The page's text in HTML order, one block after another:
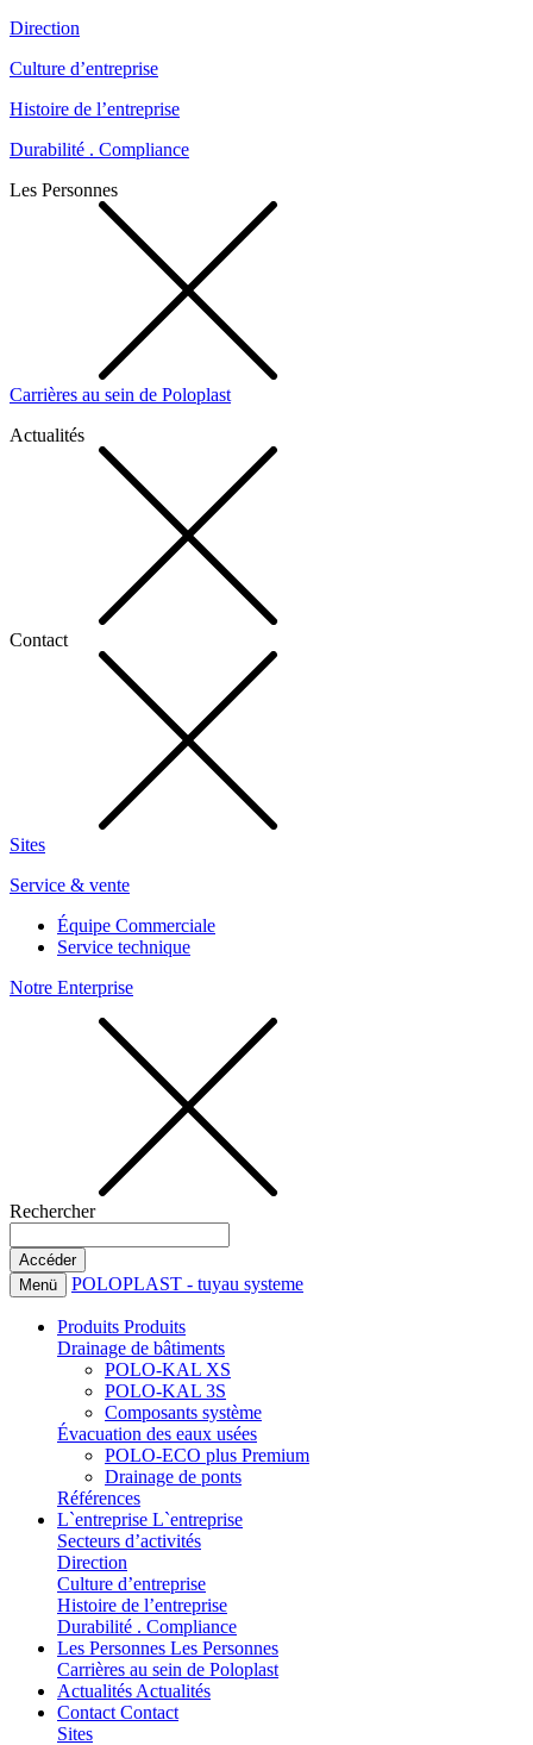
Direction
Culture d’entreprise
Histoire de l’entreprise
Durabilité . Compliance
Les Personnes
Carrières au sein de Poloplast
Actualités
Contact
Sites
Service & vente
Équipe Commerciale
Service technique
Notre Enterprise
Rechercher
Menü POLOPLAST - tuyau systeme
Produits Produits
Drainage de bâtiments
POLO-KAL XS
POLO-KAL 3S
Composants système
Évacuation des eaux usées
POLO-ECO plus Premium
Drainage de ponts
Références
L`entreprise L`entreprise
Secteurs d’activités
Direction
Culture d’entreprise
Histoire de l’entreprise
Durabilité . Compliance
Les Personnes Les Personnes
Carrières au sein de Poloplast
Actualités Actualités
Contact Contact
Sites